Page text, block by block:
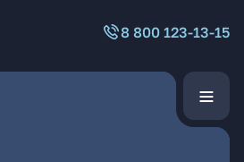
8 800 123-13-15